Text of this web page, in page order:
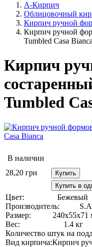
А-Кирпич
Облицовочный
Кирпич ручной
Кирпич ручной
Tumbled Casa Bianca
Кирпич
Tumbled
В наличии
28,20 грн
Купить
Купить в
Цвет:
Бежевый
Производитель:
Размер:
240х55х71
Вес:
1.4 кг
Количество штук на
Вид кирпича:Кирпич